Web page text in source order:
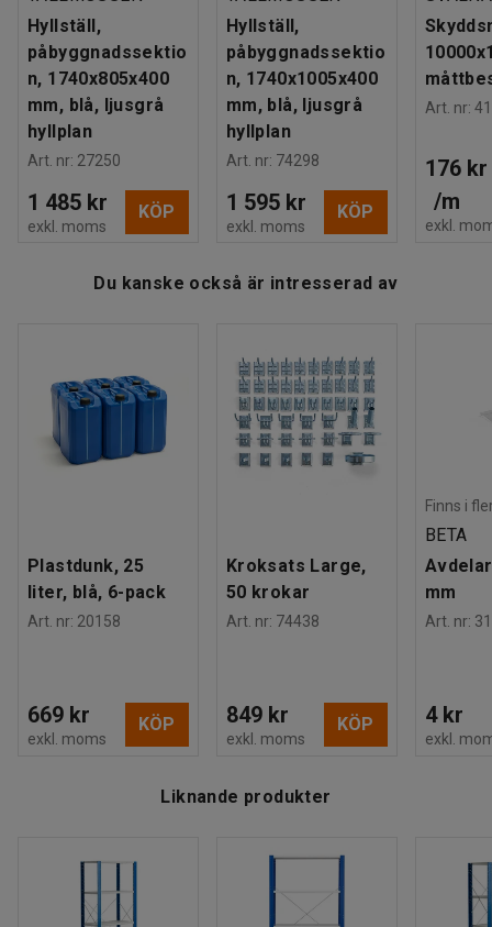
hyllsystem kan denna lagerhylla byggas på med en eller
flera påbyggnadssektioner.
Du kan även komplettera hyllstället med extra hyllplan,
dörrar, lådor och andra smarta tillbehör för en optimerad
förvaringslösning. Alla tillbehör säljs separat.
Maxbelastning hyllplan (jämnt fördelat)
Gavel Öppen gavel
Rek. antal personer för hantering
Estimerad hanteringstid/person
25
Min
Vikt
25,25
Montering: Levereras omonterad
Hyllställ,
påbyggnadssektio
n, 1740x805x400
mm, blå, ljusgrå
hyllplan
Art. nr: 27250
1 485 kr
exkl. moms
KÖP
Hyllställ,
påbyggnadssektio
n, 1740x1005x400
mm, blå, ljusgrå
hyllplan
Art. nr: 74298
1 595 kr
exkl. moms
KÖP
Art. nr:
176 kr
/m
exkl.
Du kanske också är intresserad av
Plastdunk, 25
liter, blå, 6-pack
Art. nr: 20158
669 kr
exkl. moms
KÖP
Kroksats Large,
50 krokar
Art. nr: 74438
849 kr
exkl. moms
KÖP
Finns i
BETA
mm
Art. nr:
4 kr
exkl.
Liknande produkter